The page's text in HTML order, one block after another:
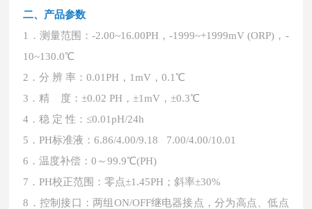
二、 产品参数
1．测量范围：-2.00~16.00PH，-1999~+1999mV (ORP)，-
10~130.0℃
2．分 辨 率：0.01PH，1mV，0.1℃
3．精 度：±0.02 PH，±1mV，±0.3℃
4．稳 定 性：≤0.01pH/24h
5．PH标准液：6.86/4.00/9.18 7.00/4.00/10.01
6．温度补偿：0～99.9℃(PH)
7．PH校正范围：零点±1.45PH；斜率±30%
8．控制接口：两组ON/OFF继电器接点，分为高点、低点